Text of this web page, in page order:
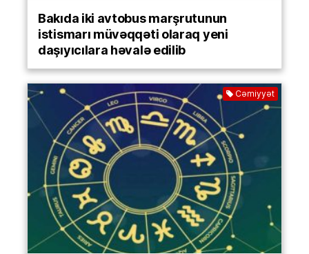
Bakıda iki avtobus marşrutunun
istismarı müvəqqəti olaraq yeni
daşıyıcılara həvalə edilib
Cəmiyyət